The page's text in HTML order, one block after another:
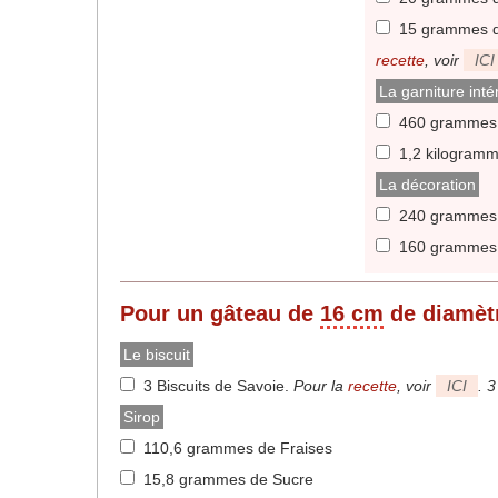
15 grammes
recette , voir
ICI
La garniture
460
1,2
La décoration
240
160
Pour un gâteau de 16 cm de
Le biscuit
3 Biscuits de Savoie Pour la recette , voir ICI
.
Sirop
110,6 grammes de Fraises
15,8 grammes de Sucre